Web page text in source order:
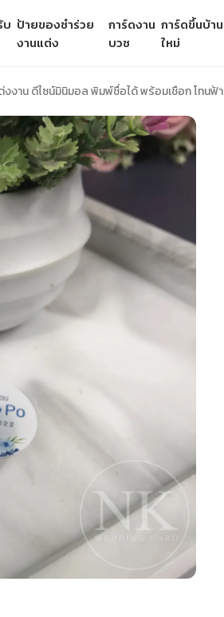
บ ป้ายของชำร่วย
งานแต่ง
การ์ดงาน
บวช
การ์ดขึ้นบ้าน
ใหม่
งาน ดีไซน์มินิมอล พิมพ์ชื่อได้ พร้อมเชือก โทนฟ้า